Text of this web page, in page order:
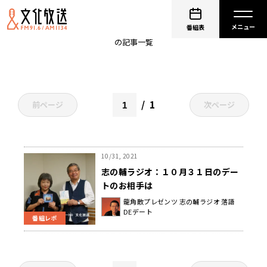
番組表
宙くん、0番のりばはこっちだよ！
の記事一覧
前ページ 1 次ページ
番組レポ
10/31, 2021
志の輔ラジオ：１０月３１日のデー
トのお相手は
龍角散プレゼンツ 志の輔ラジオ 落語
DEデート